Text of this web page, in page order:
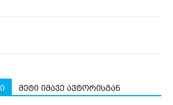
მეტი იმავე ავტორისგან